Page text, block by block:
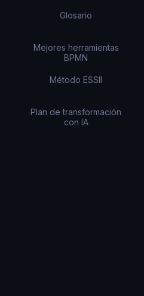
Glosario
Mejores herramientas
BPMN
Método ESSII
Plan de transformación
con IA